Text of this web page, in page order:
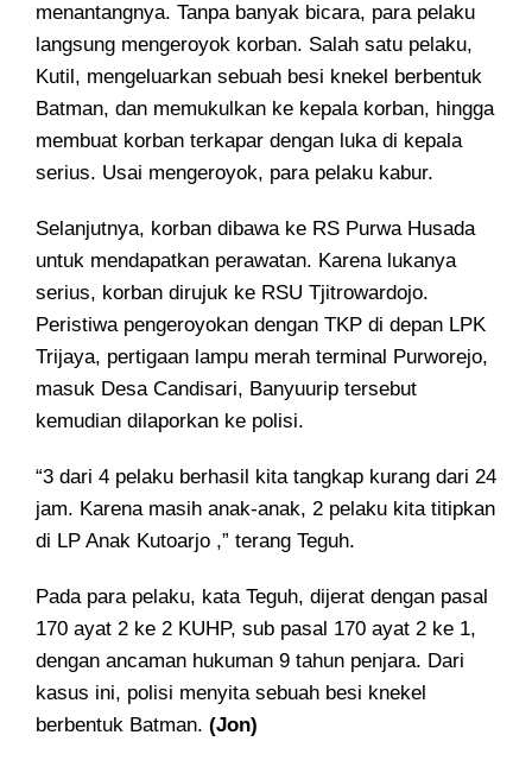
menantangnya. Tanpa banyak bicara, para pelaku
langsung mengeroyok korban. Salah satu pelaku,
Kutil, mengeluarkan sebuah besi knekel berbentuk
Batman, dan memukulkan ke kepala korban, hingga
membuat korban terkapar dengan luka di kepala
serius. Usai mengeroyok, para pelaku kabur.
Selanjutnya, korban dibawa ke RS Purwa Husada
untuk mendapatkan perawatan. Karena lukanya
serius, korban dirujuk ke RSU Tjitrowardojo.
Peristiwa pengeroyokan dengan TKP di depan LPK
Trijaya, pertigaan lampu merah terminal Purworejo,
masuk Desa Candisari, Banyuurip tersebut
kemudian dilaporkan ke polisi.
“3 dari 4 pelaku berhasil kita tangkap kurang dari 24
jam. Karena masih anak-anak, 2 pelaku kita titipkan
di LP Anak Kutoarjo ,” terang Teguh.
Pada para pelaku, kata Teguh, dijerat dengan pasal
170 ayat 2 ke 2 KUHP, sub pasal 170 ayat 2 ke 1,
dengan ancaman hukuman 9 tahun penjara. Dari
kasus ini, polisi menyita sebuah besi knekel
berbentuk Batman. (Jon)